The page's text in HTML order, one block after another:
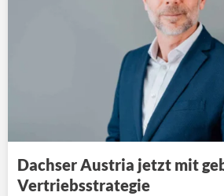
Dachser Austria jetzt mit
Vertriebsstrategie